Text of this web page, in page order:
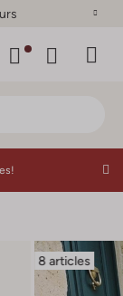
8 articles